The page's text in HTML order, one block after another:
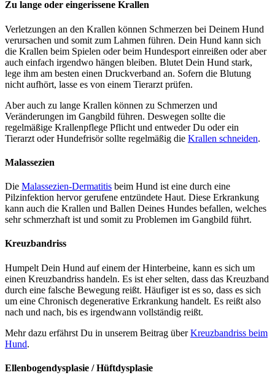
Zu lange oder eingerissene Krallen
Verletzungen an den Krallen können Schmerzen bei Deinem Hund
verursachen und somit zum Lahmen führen. Dein Hund kann sich
die Krallen beim Spielen oder beim Hundesport einreißen oder aber
auch einfach irgendwo hängen bleiben. Blutet Dein Hund stark,
lege ihm am besten einen Druckverband an. Sofern die Blutung
nicht aufhört, lasse es von einem Tierarzt prüfen.
Aber auch zu lange Krallen können zu Schmerzen und
Veränderungen im Gangbild führen. Deswegen sollte die
regelmäßige Krallenpflege Pflicht und entweder Du oder ein
Tierarzt oder Hundefrisör sollte regelmäßig die Krallen schneiden.
Malassezien
Die Malassezien-Dermatitis beim Hund ist eine durch eine
Pilzinfektion hervor gerufene entzündete Haut. Diese Erkrankung
kann auch die Krallen und Ballen Deines Hundes befallen, welches
sehr schmerzhaft ist und somit zu Problemen im Gangbild führt.
Kreuzbandriss
Humpelt Dein Hund auf einem der Hinterbeine, kann es sich um
einen Kreuzbandriss handeln. Es ist eher selten, dass das Kreuzband
durch eine falsche Bewegung reißt. Häufiger ist es so, dass es sich
um eine Chronisch degenerative Erkrankung handelt. Es reißt also
nach und nach, bis es irgendwann vollständig reißt.
Mehr dazu erfährst Du in unserem Beitrag überKreuzbandriss beim
Hund.
Ellenbogendysplasie / Hüftdysplasie